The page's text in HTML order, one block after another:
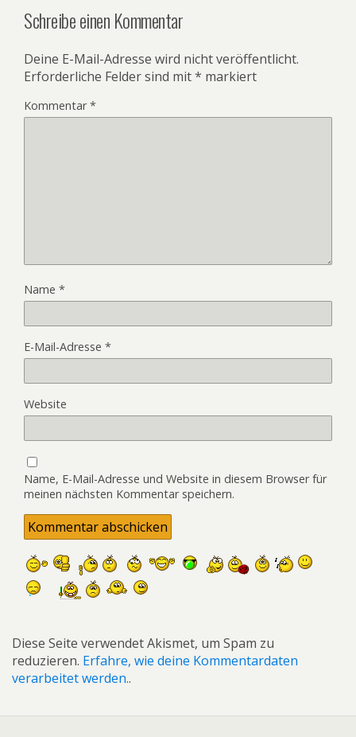
Schreibe einen Kommentar
Deine E-Mail-Adresse wird nicht veröffentlicht.
Erforderliche Felder sind mit* markiert
Kommentar*
Name *
E-Mail-Adresse *
Website
Name, E-Mail-Adresse und Website in diesem Browser für
meinen nächsten Kommentar speichern.
Diese Seite verwendet Akismet, um Spam zu
reduzieren. Erfahre, wie deine Kommentardaten
verarbeitet werden..